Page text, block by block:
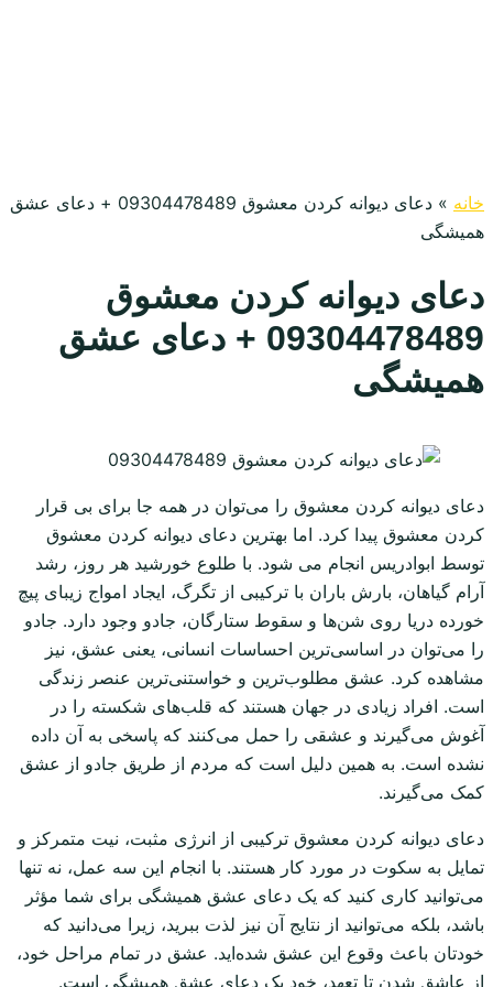
خانه »
دعای دیوانه کردن معشوق 09304478489 + دعای عشق
همیشگی
دعای دیوانه کردن معشوق
09304478489 + دعای عشق
همیشگی
دعای دیوانه کردن معشوق را می‌توان در همه جا برای بی قرار
کردن معشوق پیدا کرد. اما بهترین دعای دیوانه کردن معشوق
توسط ابوادریس انجام می شود. با طلوع خورشید هر روز، رشد
آرام گیاهان، بارش باران با ترکیبی از تگرگ، ایجاد امواج زیبای پیچ
خورده دریا روی شن‌ها و سقوط ستارگان، جادو وجود دارد. جادو
را می‌توان در اساسی‌ترین احساسات انسانی، یعنی عشق، نیز
مشاهده کرد. عشق مطلوب‌ترین و خواستنی‌ترین عنصر زندگی
است. افراد زیادی در جهان هستند که قلب‌های شکسته را در
آغوش می‌گیرند و عشقی را حمل می‌کنند که پاسخی به آن داده
نشده است. به همین دلیل است که مردم از طریق جادو از عشق
کمک می‌گیرند.
دعای دیوانه کردن معشوق ترکیبی از انرژی مثبت، نیت متمرکز و
تمایل به سکوت در مورد کار هستند. با انجام این سه عمل، نه تنها
می‌توانید کاری کنید که یک دعای عشق همیشگی برای شما مؤثر
باشد، بلکه می‌توانید از نتایج آن نیز لذت ببرید، زیرا می‌دانید که
خودتان باعث وقوع این عشق شده‌اید. عشق در تمام مراحل خود،
از عاشق شدن تا تعهد، خود یک دعای عشق همیشگی است.